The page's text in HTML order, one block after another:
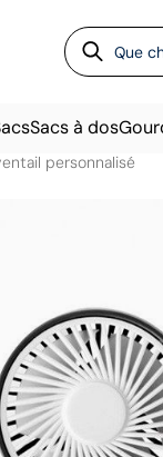
Sacs à dos
personnalisé